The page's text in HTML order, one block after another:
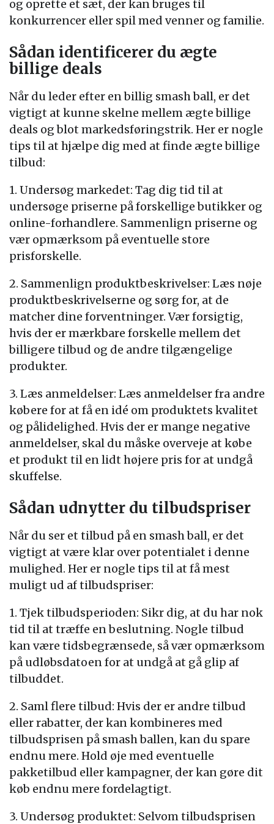
og oprette et sæt, der kan bruges til
konkurrencer eller spil med venner og familie.
Sådan identificerer du ægte
billige deals
Når du leder efter en billig smash ball, er det
vigtigt at kunne skelne mellem ægte billige
deals og blot markedsføringstrik. Her er nogle
tips til at hjælpe dig med at finde ægte billige
tilbud:
1. Undersøg markedet: Tag dig tid til at
undersøge priserne på forskellige butikker og
online-forhandlere. Sammenlign priserne og
vær opmærksom på eventuelle store
prisforskelle.
2. Sammenlign produktbeskrivelser: Læs nøje
produktbeskrivelserne og sørg for, at de
matcher dine forventninger. Vær forsigtig,
hvis der er mærkbare forskelle mellem det
billigere tilbud og de andre tilgængelige
produkter.
3. Læs anmeldelser: Læs anmeldelser fra andre
købere for at få en idé om produktets kvalitet
og pålidelighed. Hvis der er mange negative
anmeldelser, skal du måske overveje at købe
et produkt til en lidt højere pris for at undgå
skuffelse.
Sådan udnytter du tilbudspriser
Når du ser et tilbud på en smash ball, er det
vigtigt at være klar over potentialet i denne
mulighed. Her er nogle tips til at få mest
muligt ud af tilbudspriser:
1. Tjek tilbudsperioden: Sikr dig, at du har nok
tid til at træffe en beslutning. Nogle tilbud
kan være tidsbegrænsede, så vær opmærksom
på udløbsdatoen for at undgå at gå glip af
tilbuddet.
2. Saml flere tilbud: Hvis der er andre tilbud
eller rabatter, der kan kombineres med
tilbudsprisen på smash ballen, kan du spare
endnu mere. Hold øje med eventuelle
pakketilbud eller kampagner, der kan gøre dit
køb endnu mere fordelagtigt.
3. Undersøg produktet: Selvom tilbudsprisen